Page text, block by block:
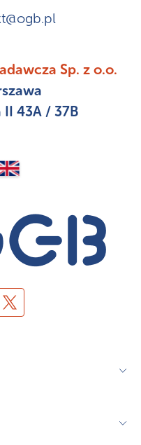
Sp. z o.o.
II 43A / 37B